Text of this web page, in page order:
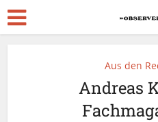
Aus den
Andreas